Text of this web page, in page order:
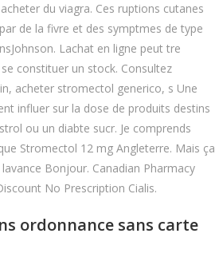
du viagra. Ces ruptions cutanes
de la fivre et des symptmes de type
Lachat en ligne peut tre
constituer un stock. Consultez
acheter stromectol generico, s Une
influer sur la dose de produits destins
ou un diabte sucr. Je comprends
Stromectol 12 mg Angleterre. Mais ça
Bonjour. Canadian Pharmacy
No Prescription Cialis.
ordonnance sans carte